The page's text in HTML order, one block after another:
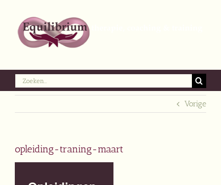
inhoud
Zoeken
naar:
Vorige
opleiding-traning-maart